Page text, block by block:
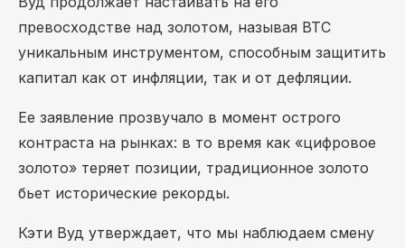
превосходстве над золотом, называя BTC
уникальным инструментом, способным защитить
капитал как от инфляции, так и от дефляции.
Ее заявление прозвучало в момент острого
контраста на рынках: в то время как «цифровое
золото» теряет позиции, традиционное золото
бьет исторические рекорды.
Кэти Вуд утверждает, что мы наблюдаем смену